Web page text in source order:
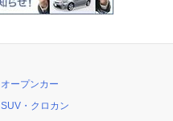
オープンカー
SUV・クロカン